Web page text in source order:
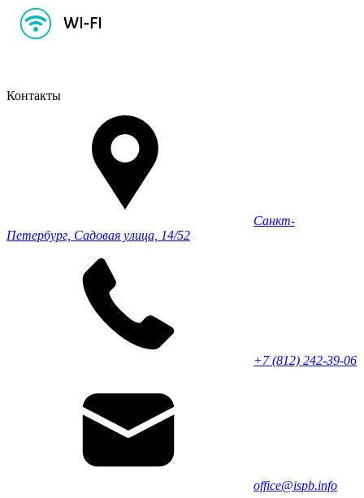
Контакты
Санкт-
Петербург, Садовая улица, 14/52
+7 (812) 242-39-06
office@ispb.info